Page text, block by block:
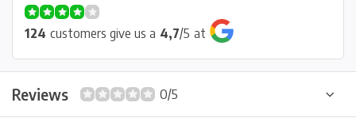
124 customers give us a 4,7/5 at
Reviews
0/5